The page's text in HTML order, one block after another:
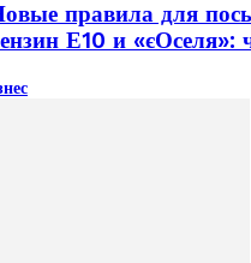
правила для
Е10 и «єОселя»: